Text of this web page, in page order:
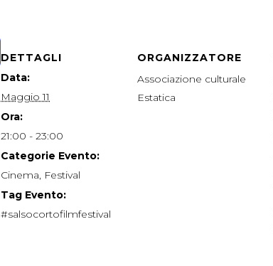
DETTAGLI
Data:
Maggio 11
Ora:
21:00 - 23:00
Categorie Evento:
Cinema, Festival
Tag Evento:
#salsocortofilmfestival
ORGANIZZATORE
Associazione culturale
Estatica